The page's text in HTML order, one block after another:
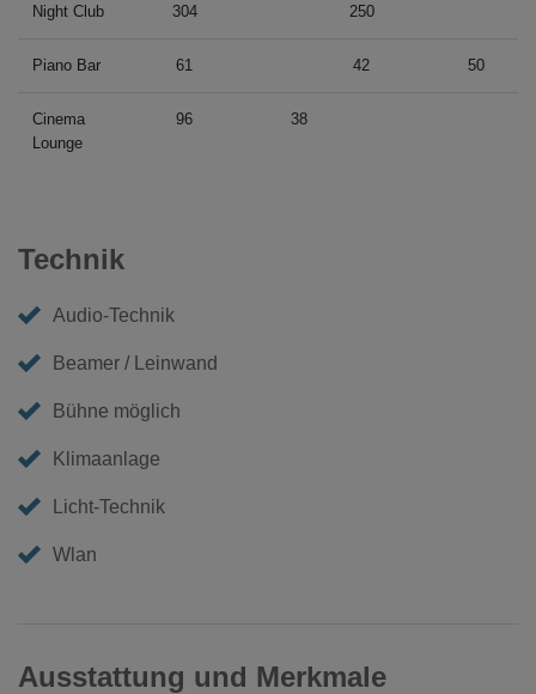
Night Club 304 250
Piano Bar 61 42 50
Cinema
Lounge
96 38
Technik
Audio-Technik
Beamer / Leinwand
Bühne möglich
Klimaanlage
Licht-Technik
Wlan
Ausstattung und Merkmale